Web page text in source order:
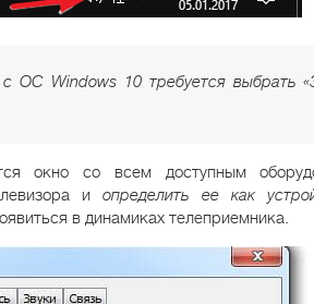
ОС Windows 10 требуется выбрать
окно со всем доступным
и определить ее как
в динамиках телеприемника.